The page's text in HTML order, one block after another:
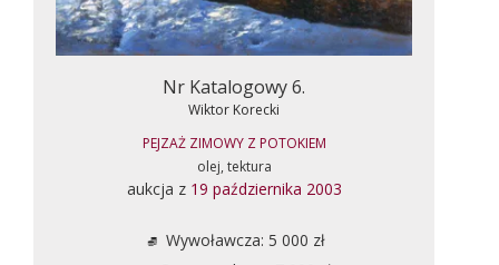
Nr Katalogowy 6.
Wiktor Korecki
PEJZAŻ ZIMOWY Z POTOKIEM
olej, tektura
aukcja z 19 października 2003
Wywoławcza: 5 000 zł